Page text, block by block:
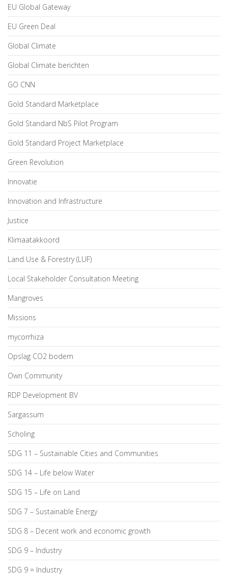
EU Global Gateway
EU Green Deal
Global Climate
Global Climate berichten
GO CNN
Gold Standard Marketplace
Gold Standard NbS Pilot Program
Gold Standard Project Marketplace
Green Revolution
Innovatie
Innovation and Infrastructure
Justice
Klimaatakkoord
Land Use & Forestry (LUF)
Local Stakeholder Consultation Meeting
Mangroves
Missions
mycorrhiza
Opslag CO2 bodem
Own Community
RDP Development BV
Sargassum
Scholing
SDG 11 – Sustainable Cities and Communities
SDG 14 – Life below Water
SDG 15 – Life on Land
SDG 7 – Sustainable Energy
SDG 8 – Decent work and economic growth
SDG 9 – Industry
SDG 9 = Industry